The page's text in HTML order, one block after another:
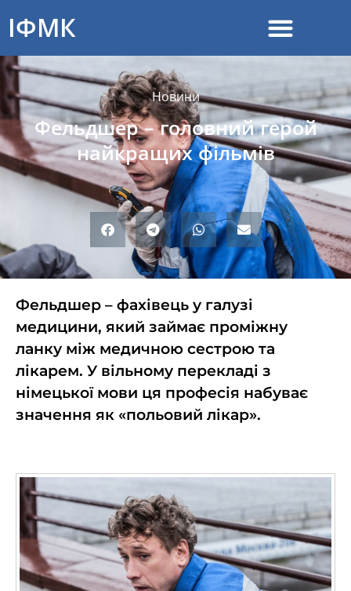
ІФМК
Новини
Фельдшер – головний герой
найкращих фільмів
Фельдшер – фахівець у галузі
медицини, який займає проміжну
ланку між медичною сестрою та
лікарем. У вільному перекладі з
німецької мови ця професія набуває
значення як «польовий лікар».